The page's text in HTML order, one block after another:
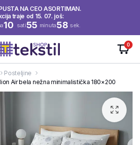
NA CEO ASORTIMAN.
traje od 15. 07. još:
10 sati55 minuta58 sek.
0
Posteljine
Air bela nežna minimalistička 180×200